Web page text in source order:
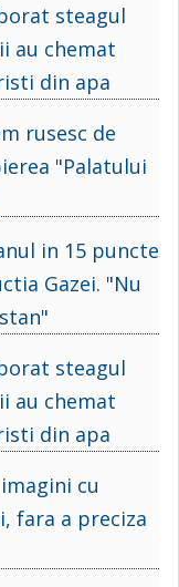
steagul
au chemat
din apa
rusesc de
"Palatului
in 15 puncte
Gazei. "Nu
steagul
au chemat
din apa
cu
fara a preciza